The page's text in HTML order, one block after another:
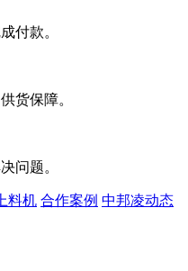
付款。
货保障。
问题。
料机 合作案例 中邦凌动态